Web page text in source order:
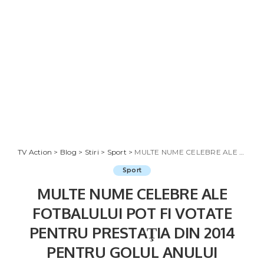
TV Action > Blog > Stiri > Sport > MULTE NUME CELEBRE ALE FOTBALULUI POT FI VOTATE PENTRU PRESTAŢIA DIN 2014 PENTRU GOLUL ANULUI
Sport
MULTE NUME CELEBRE ALE
FOTBALULUI POT FI VOTATE
PENTRU PRESTAŢIA DIN 2014
PENTRU GOLUL ANULUI